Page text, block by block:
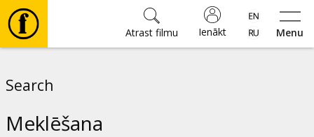
Menu
Ienākt
Atrast filmu
Search
Meklēšana